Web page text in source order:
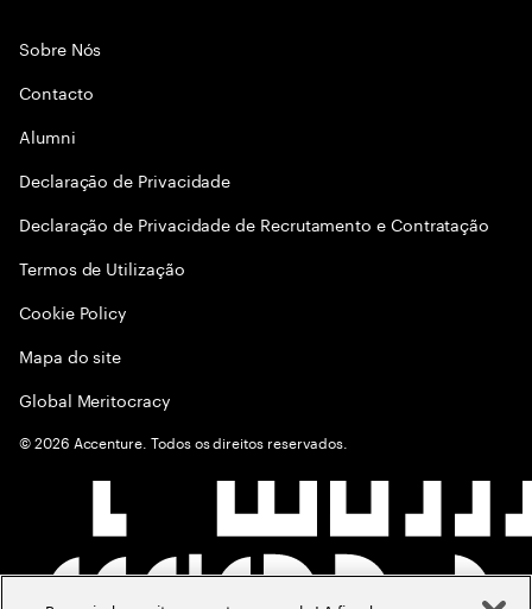
Sobre Nós
Contacto
Alumni
Declaraçāo de Privacidade
Declaração de Privacidade de Recrutamento e Contratação
Termos de Utilização
Cookie Policy
Mapa do site
Global Meritocracy
©2026 Accenture. Todos os direitos reservados.